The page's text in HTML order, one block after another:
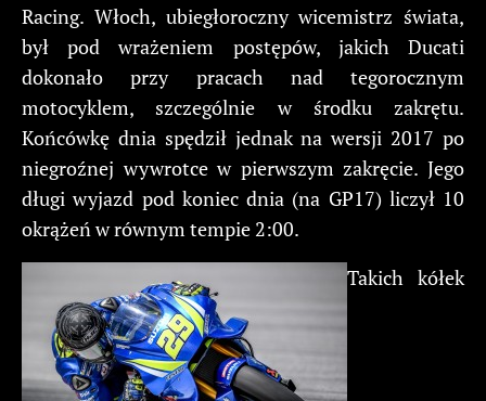
Racing. Włoch, ubiegłoroczny wicemistrz świata,
był pod wrażeniem postępów, jakich Ducati
dokonało przy pracach nad tegorocznym
motocyklem, szczególnie w środku zakrętu.
Końcówkę dnia spędził jednak na wersji 2017 po
niegroźnej wywrotce w pierwszym zakręcie. Jego
długi wyjazd pod koniec dnia (na GP17) liczył 10
okrążeń w równym tempie 2:00.
Takich kółek